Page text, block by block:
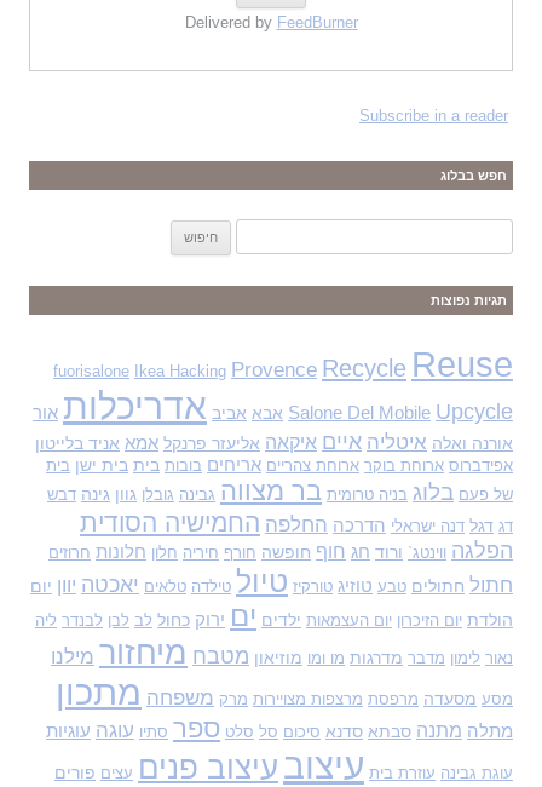
Delivered by FeedBurner
Subscribe in a reader
חפש בבלוג
פ
ו
:
תגיות נפוצות
fuorisalone Ikea Hacking Provence Recycle Reuse
Salone Del Mobile Upcycle אבא אביב אדריכלות אור
אורנה ואלה איטליה איים איקאה אליעזר פרנקל אמא אניד בלייטון
אפידברוס ארוחת בוקר ארוחת צהריים אריחים בובות בית בית ישן בית
של פעם בלוג בניה טרומית בר מצווה גבינה גובלן גוון גינה דבש
דג דגל דנה ישראלי הדרכה החלפה החמישיה הסודית
הפלגה ווינטג` ורוד חג חוף חופשה חורף חיריה חלון חלונות חרוזים
חתול חתולים טבע טוזיג טורקיז טיול טילדה טלאים יאכטה יוון יום
הולדת יום הזיכרון יום העצמאות ילדים ים ירוק כחול לב לבן לבנדר ליה
נאור לימון מדבר מדרגות מו ומו מוזיאון מטבח מיחזור מילנו
מסע מסעדה מרפסת מרצפות מצויירות מרק משפחה מתכון
מתלה מתנה סבתא סדנא סיכום סל סלט ספר סתיו עוגה עוגיות
עוגת גבינה עוזרת בית עיצוב עיצוב פנים עצים פורים